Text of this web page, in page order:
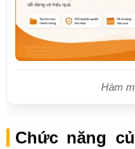
Hàm
Chức năng